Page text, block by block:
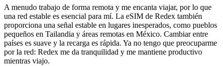
A menudo trabajo de forma remota y me encanta viajar, por lo que
una red estable es esencial para mí. La eSIM de Redex también
proporciona una señal estable en lugares inesperados, como pueblos
pequeños en Tailandia y áreas remotas en México. Cambiar entre
países es suave y la recarga es rápida. Ya no tengo que preocuparme
por la red: Redex me da tranquilidad y me mantiene productivo
mientras viajo.